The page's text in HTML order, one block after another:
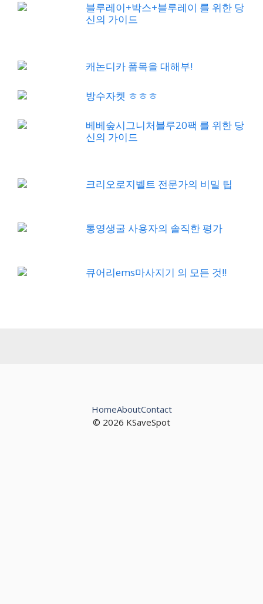
블루레이+박스+블루레이 를 위한 당
신의 가이드
캐논디카 품목을 대해부!
방수자켓 ㅎㅎㅎ
베베숲시그니처블루20팩 를 위한 당
신의 가이드
크리오로지벨트 전문가의 비밀 팁
통영생굴 사용자의 솔직한 평가
큐어리ems마사지기 의 모든 것!!
© 2026 KSaveSpot
HomeAboutContact